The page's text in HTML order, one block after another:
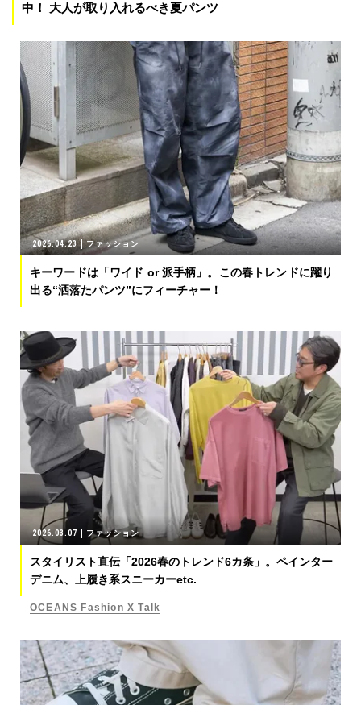
中！ 大人が取り入れるべき夏パンツ
2026.04.23 ファッション
キーワードは「ワイド or 派手柄」。この春トレンドに躍り
出る“洒落たパンツ”にフィーチャー！
2026.03.07 ファッション
スタイリスト直伝「2026春のトレンド6カ条」。ペインター
デニム、上履き系スニーカーetc.
OCEANS Fashion X Talk